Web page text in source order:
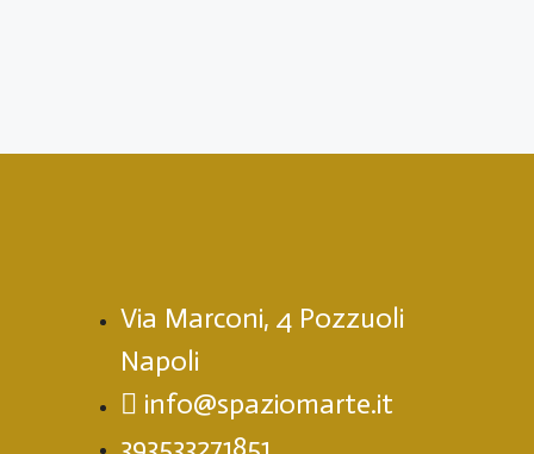
Via Marconi, 4 Pozzuoli
Napoli
info@spaziomarte.it
393533271851